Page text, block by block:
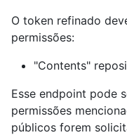
O token refinado
permissões:
"Contents"
Esse endpoint pode
permissões
públicos forem